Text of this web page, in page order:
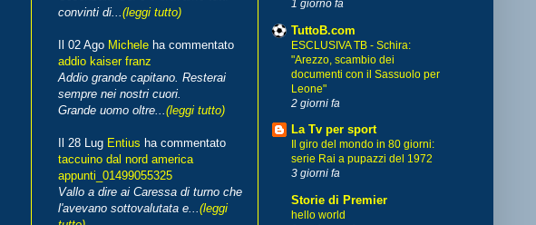
convinti di...(leggi tutto)
Il 02 Ago Michele ha commentato
addio kaiser franz
Addio grande capitano. Resterai
sempre nei nostri cuori.
Grande uomo oltre...(leggi tutto)
Il 28 Lug Entius ha commentato
taccuino dal nord america
appunti_01499055325
Vallo a dire ai Caressa di turno che
l'avevano sottovalutata e...(leggi
1 giorno fa
TuttoB.com
ESCLUSIVA TB - Schira:
"Arezzo, scambio dei
documenti con il Sassuolo per
Leone"
2 giorni fa
La Tv per sport
Il giro del mondo in 80 giorni:
serie Rai a pupazzi del 1972
3 giorni fa
Storie di Premier
hello world